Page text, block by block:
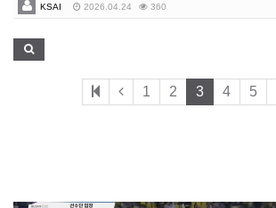
KSAI 2026.04.24 360
1 2 3 4 5